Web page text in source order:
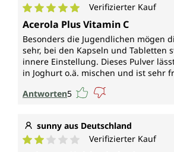
Durchschnittliche Bewertung von
Verifizierter Kauf
Acerola Plus Vitamin C
Besonders die Jugendlichen mögen
sehr, bei den Kapseln und Tabletten
innere Einstellung. Dieses Pulver
in Joghurt o.ä. mischen und ist sehr
Antworten5
sunny aus Deutschland
Verifizierter Kauf